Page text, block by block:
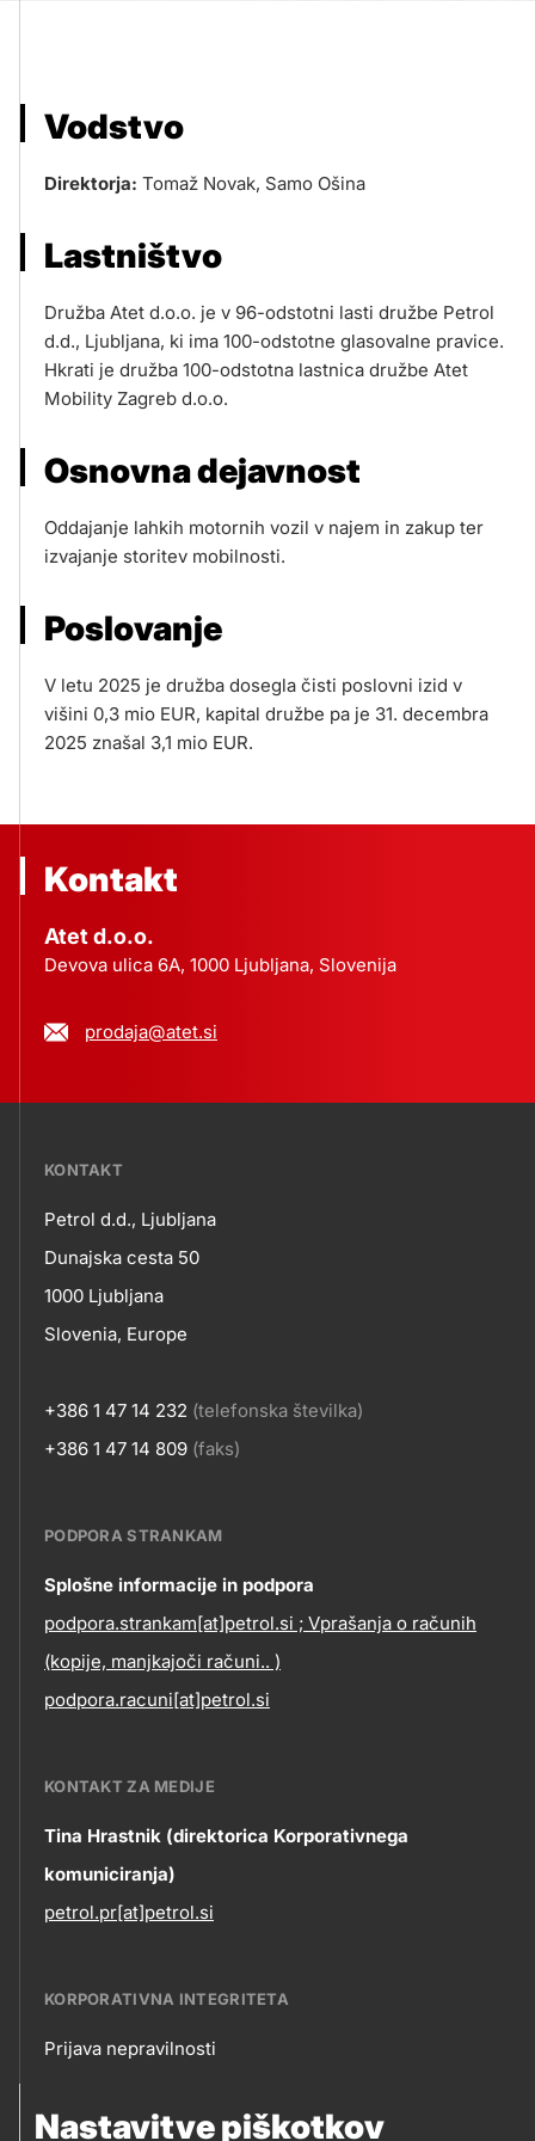
Nastavitve piškotkov
Vodstvo
Direktorja: Tomaž Novak, Samo Ošina
Lastništvo
Družba Atet d.o.o. je v 96-odstotni lasti družbe Petrol
d.d., Ljubljana, ki ima 100-odstotne glasovalne pravice.
Hkrati je družba 100-odstotna lastnica družbe Atet
Mobility Zagreb d.o.o.
Osnovna dejavnost
Oddajanje lahkih motornih vozil v najem in zakup ter
izvajanje storitev mobilnosti.
Poslovanje
V letu 2025 je družba dosegla čisti poslovni izid v
višini 0,3 mio EUR, kapital družbe pa je 31. decembra
2025 znašal 3,1 mio EUR.
Kontakt
Atet d.o.o.
Devova ulica 6A, 1000 Ljubljana, Slovenija
prodaja@atet.si
???
skupno.footer-
title???
KONTAKT
Kontakt
Petrol d.d., Ljubljana
Dunajska cesta 50
1000 Ljubljana
Slovenia, Europe
+386 1 47 14 232 (telefonska številka)
+386 1 47 14 809 (faks)
Contact
information
PODPORA STRANKAM
Splošne informacije in podpora
podpora.strankam[at]petrol.si ; Vprašanja o računih
(kopije, manjkajoči računi.. )
podpora.racuni[at]petrol.si
KONTAKT ZA MEDIJE
Tina Hrastnik (direktorica Korporativnega
komuniciranja)
petrol.pr[at]petrol.si
KORPORATIVNA INTEGRITETA
Prijava nepravilnosti
SLEDITE NAM